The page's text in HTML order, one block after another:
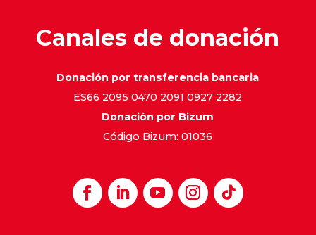
Canales de donación
Donación por transferencia bancaria
ES66 2095 0470 2091 0927 2282
Donación por Bizum
Código Bizum: 01036